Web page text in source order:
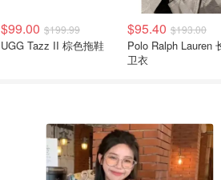
$99.00 $199.99
UGG Tazz II 棕色拖鞋
$95.40 $193.00
Polo Ralph Lauren
卫衣